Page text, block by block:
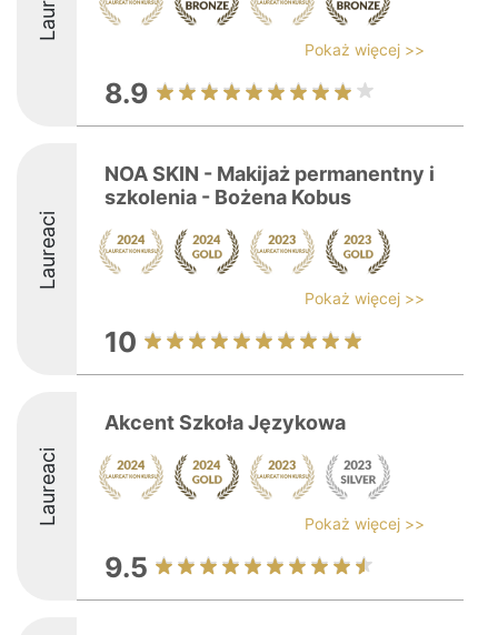
Pokaż więcej >>
8.9
Laureaci
NOA SKIN - Makijaż permanentny i
szkolenia - Bożena Kobus
Pokaż więcej >>
10
Laureaci
Akcent Szkoła Językowa
Pokaż więcej >>
9.5